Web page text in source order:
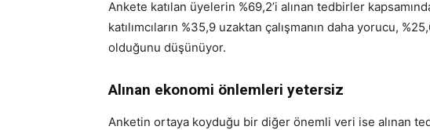
Ankete katılan üyelerin %69,2’i alınan tedbirler
katılımcıların %35,9 uzaktan çalışmanın daha yorucu,
olduğunu düşünüyor.
Alınan ekonomi önlemleri yetersiz
Anketin ortaya koyduğu bir diğer önemli veri ise alınan